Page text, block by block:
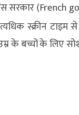
सरकार
स्क्रीन टाइम
बच्चों के लिए